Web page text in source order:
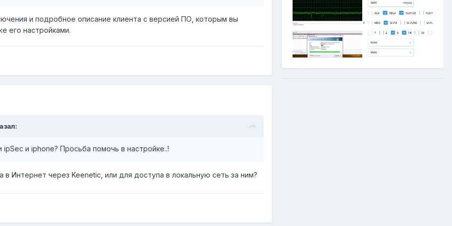
и подробное описание клиента с версией ПО, которым вы
его настройками.
ipSec и iphone? Просьба помочь в настройке..!
Интернет через Keenetic, или для доступа в локальную сеть за ним?